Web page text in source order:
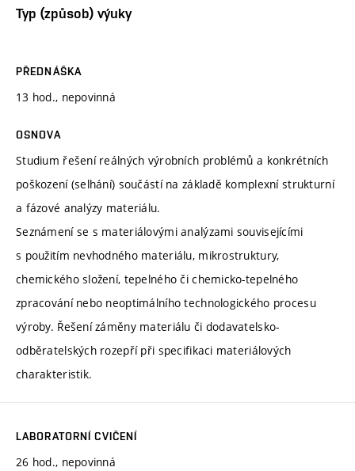
Typ (způsob) výuky
PŘEDNÁŠKA
13 hod., nepovinná
OSNOVA
Studium řešení reálných výrobních problémů a konkrétních
poškození (selhání) součástí na základě komplexní strukturní
a fázové analýzy materiálu.
Seznámení se s materiálovými analýzami souvisejícími
s použitím nevhodného materiálu, mikrostruktury,
chemického složení, tepelného či chemicko-tepelného
zpracování nebo neoptimálního technologického procesu
výroby. Řešení záměny materiálu či dodavatelsko-
odběratelských rozepří při specifikaci materiálových
charakteristik.
LABORATORNÍ CVIČENÍ
26 hod., nepovinná